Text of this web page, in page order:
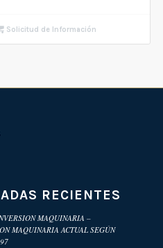
Solicitud de Información
RECIENTES
MAQUINARIA –
MAQUINARIA ACTUAL SEGÚN